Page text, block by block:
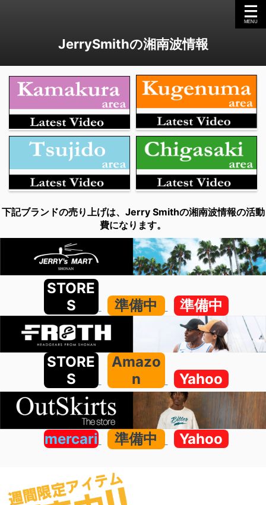
JerrySmithの湘南波情報
下記ブランドの売り上げは、Jerry Smithの湘南波情報の活動
費になります。
STORE
S
準備中 準備中
STORE
S
Amazo
n
Yahoo
mercari 準備中 Yahoo